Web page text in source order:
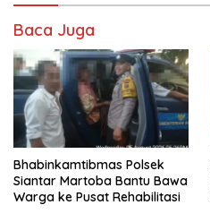
Baca Juga
Bhabinkamtibmas Polsek
Siantar Martoba Bantu Bawa
Warga ke Pusat Rehabilitasi